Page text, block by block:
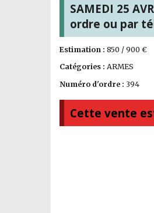
SAMEDI 25
ordre ou par
Estimation : 850 / 900 €
Catégories : ARMES
Numéro d'ordre : 394
Cette vente